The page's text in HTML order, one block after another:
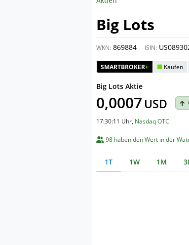
Big Lots
WKN: 869884 ISIN:
SMARTBROKER+ Kaufen
Big Lots Aktie
0,0007 USD
17:30:11 Uhr, Nasdaq OTC
98 haben den Wert in der
1T 1W 1M